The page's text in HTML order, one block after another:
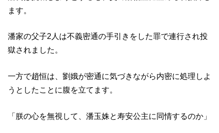
ます。
潘家の父子2人は不義密通の手引きをした罪で連行され投
獄されました。
一方で趙恒は、劉娥が密通に気づきながら内密に処理しよ
うとしたことに腹を立てます。
「朕の心を無視して、潘玉姝と寿安公主に同情するのか」